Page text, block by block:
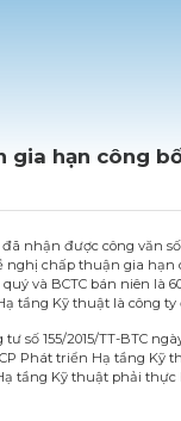
hạn công bố
đã nhận được công văn
nghị chấp thuận gia hạn
và BCTC bán niên là
tầng Kỹ thuật là công
số 155/2015/TT-BTC
Phát triển Hạ tầng
tầng Kỹ thuật phải